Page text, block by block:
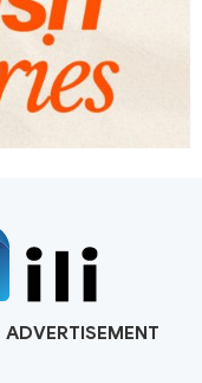
ADVERTISEMENT